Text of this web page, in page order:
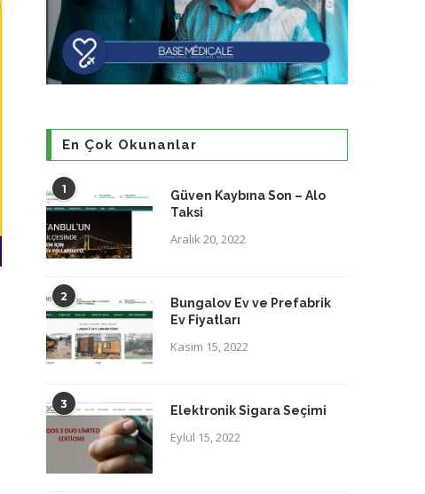
En Çok Okunanlar
1
Güven Kaybına Son – Alo
Taksi
Aralık 20, 2022
2
Bungalov Ev ve Prefabrik
Ev Fiyatları
Kasım 15, 2022
3 Elektronik Sigara Seçimi
Eylül 15, 2022